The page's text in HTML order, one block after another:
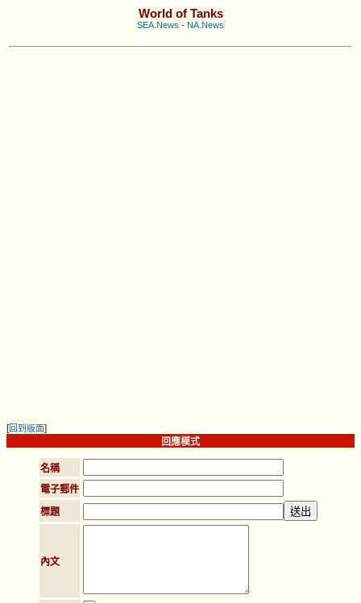
World of Tanks
SEA.News - NA.News
[回到版面]
回應模式
名稱
電子郵件
標題
內文